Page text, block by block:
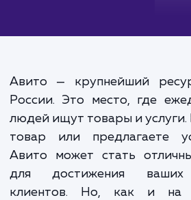
Авито — крупнейший
людей ищут товары и